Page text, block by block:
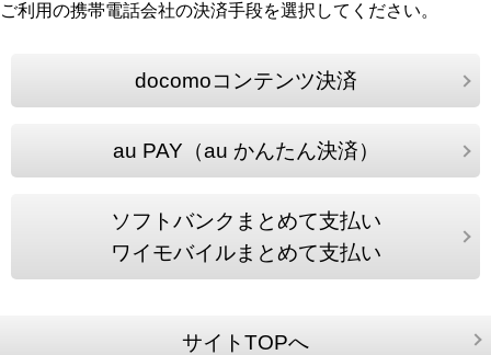
ご利用の携帯電話会社の決済手段を選択してください。
docomoコンテンツ決済
au PAY（au かんたん決済）
ソフトバンクまとめて支払い
ワイモバイルまとめて支払い
サイトTOPへ